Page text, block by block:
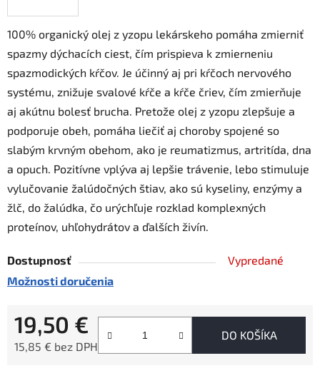
100% organický olej z yzopu lekárskeho pomáha zmierniť
spazmy dýchacích ciest, čím prispieva k zmierneniu
spazmodických kŕčov. Je účinný aj pri kŕčoch nervového
systému, znižuje svalové kŕče a kŕče čriev, čím zmierňuje
aj akútnu bolesť brucha. Pretože olej z yzopu zlepšuje a
podporuje obeh, pomáha liečiť aj choroby spojené so
slabým krvným obehom, ako je reumatizmus, artritída, dna
a opuch. Pozitívne vplýva aj lepšie trávenie, lebo stimuluje
vylučovanie žalúdočných štiav, ako sú kyseliny, enzýmy a
žlč, do žalúdka, čo urýchľuje rozklad komplexných
proteínov, uhľohydrátov a ďalších živín.
Dostupnosť
Vypredané
Možnosti doručenia
19,50 €
15,85 € bez DPH
DO KOŠÍKA